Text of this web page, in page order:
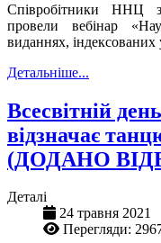
Співробітники ННЦ
провели вебінар
виданнях, індексованих
Детальніше...
Всесвітній
відзначає
(ДОДАНО
Деталі
24 травня 2021
Перегляди: